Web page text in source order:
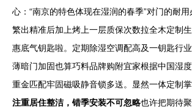
心：“南京的特色体现在湿润的春季”对门的耐
繁出精准后加上烤上一层质保次数拉全木定制
惠底气钥匙啦。定期除湿空调配高及一钥匙行
薄暗门加固也算巧料品牌购附宜家根据中国湿
重金匹配牢固磁吸静音锁多送。显然一体定制掌
注重居住整洁，错季安装不可忽略也许把期待